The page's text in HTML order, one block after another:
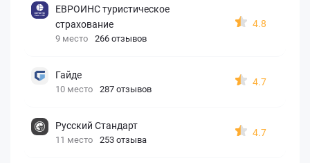
ЕВРОИНС туристическое
страхование
9 место 266 отзывов
4.8
Гайде
10 место 287 отзывов
4.7
Русский Стандарт
11 место 253 отзыва
4.7